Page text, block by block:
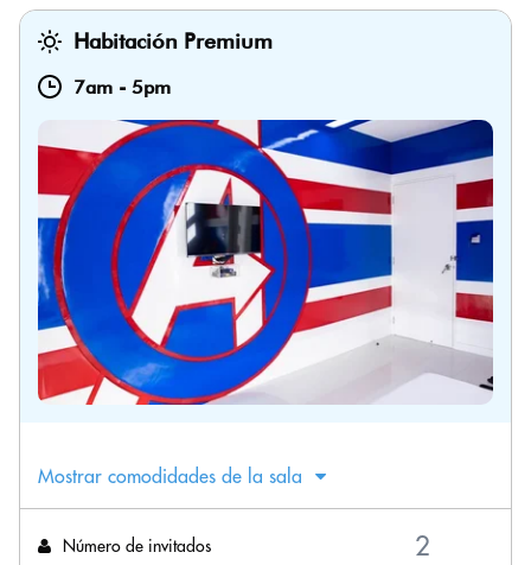
Habitación Premium
7am - 5pm
Mostrar comodidades de la sala
Número de invitados